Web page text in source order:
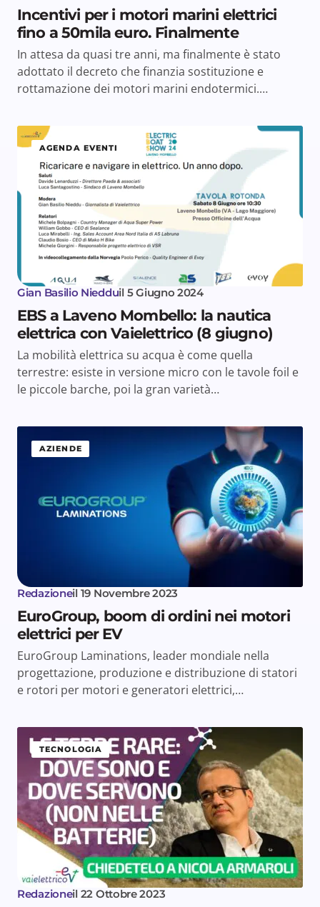
Incentivi per i motori marini elettrici
fino a 50mila euro. Finalmente
In attesa da quasi tre anni, ma finalmente è stato
adottato il decreto che finanzia sostituzione e
rottamazione dei motori marini endotermici.…
AGENDA EVENTI
Gian Basilio Niedduil 5 Giugno 2024
EBS a Laveno Mombello: la nautica
elettrica con Vaielettrico (8 giugno)
La mobilità elettrica su acqua è come quella
terrestre: esiste in versione micro con le tavole foil e
le piccole barche, poi la gran varietà…
AZIENDE
Redazioneil 19 Novembre 2023
EuroGroup, boom di ordini nei motori
elettrici per EV
EuroGroup Laminations, leader mondiale nella
progettazione, produzione e distribuzione di statori
e rotori per motori e generatori elettrici,…
TECNOLOGIA
Redazioneil 22 Ottobre 2023